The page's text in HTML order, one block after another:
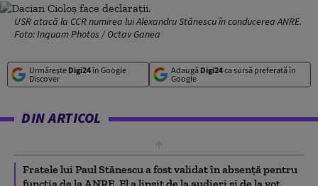
USR atacă la CCR numirea lui Alexandru Stănescu în conducerea ANRE.
Foto: Inquam Photos / Octav Ganea
Urmărește Digi24în Google
Discover
Adaugă Digi24ca sursă preferată în
Google
DIN ARTICOL
Fratele lui Paul Stănescu a fost validat în absență pentru